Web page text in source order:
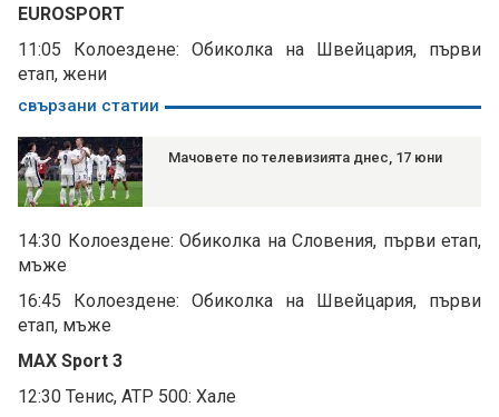
EUROSPORT
11:05 Колоездене: Обиколка на Швейцария, първи
етап, жени
свързани статии
Мачовете по телевизията днес, 17 юни
14:30 Колоездене: Обиколка на Словения, първи етап,
мъже
16:45 Колоездене: Обиколка на Швейцария, първи
етап, мъже
MAX Sport 3
12:30 Тенис, ATP 500: Хале